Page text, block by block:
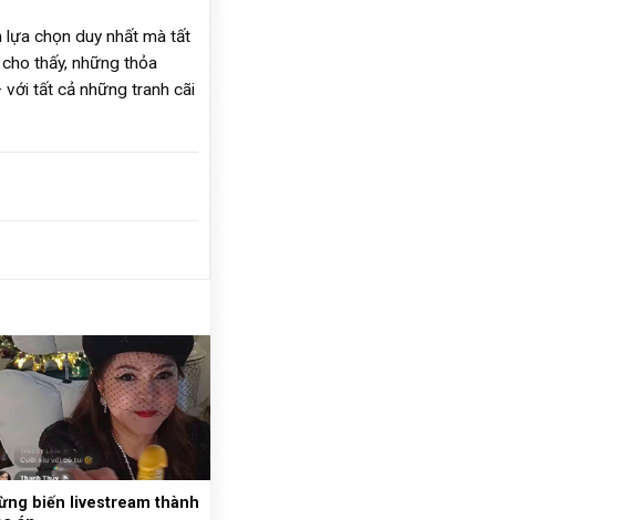
chọn duy nhất mà tất
thấy, những thỏa
với tất cả những tranh cãi
biến livestream thành